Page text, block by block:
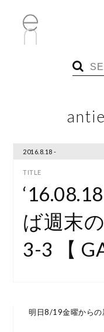
2016.8.18 -
ば週末
3-3 【
明日8/19金曜から